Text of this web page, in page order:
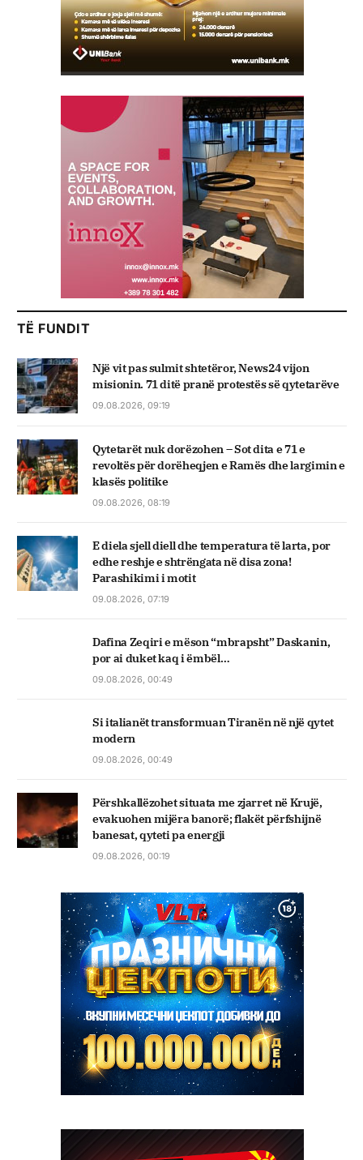
TË FUNDIT
Një vit pas sulmit shtetëror, News24 vijon
misionin. 71 ditë pranë protestës së qytetarëve
09.08.2026, 09:19
Qytetarët nuk dorëzohen – Sot dita e 71 e
revoltës për dorëheqjen e Ramës dhe largimin e
klasës politike
09.08.2026, 08:19
E diela sjell diell dhe temperatura të larta, por
edhe reshje e shtrëngata në disa zona!
Parashikimi i motit
09.08.2026, 07:19
Dafina Zeqiri e mëson “mbrapsht” Daskanin,
por ai duket kaq i ëmbël…
09.08.2026, 00:49
Si italianët transformuan Tiranën në një qytet
modern
09.08.2026, 00:49
Përshkallëzohet situata me zjarret në Krujë,
evakuohen mijëra banorë; flakët përfshijnë
banesat, qyteti pa energji
09.08.2026, 00:19